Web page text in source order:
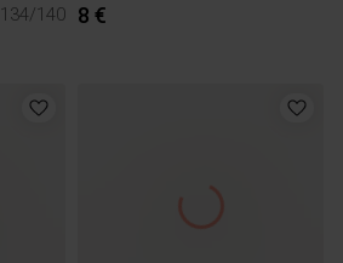
134/140
8 €